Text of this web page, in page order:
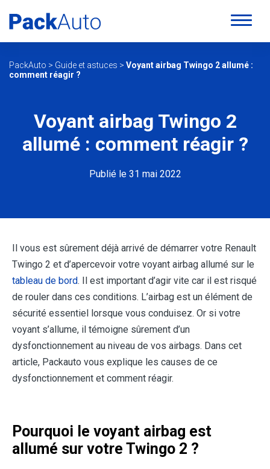
PackAuto > Guide et astuces > Voyant airbag Twingo 2 allumé :
comment réagir ?
Voyant airbag Twingo 2
allumé : comment réagir ?
Publié le 31 mai 2022
Il vous est sûrement déjà arrivé de démarrer votre Renault
Twingo 2 et d’apercevoir votre voyant airbag allumé sur le
tableau de bord. Il est important d’agir vite car il est risqué
de rouler dans ces conditions. L’airbag est un élément de
sécurité essentiel lorsque vous conduisez. Or si votre
voyant s’allume, il témoigne sûrement d’un
dysfonctionnement au niveau de vos airbags. Dans cet
article, Packauto vous explique les causes de ce
dysfonctionnement et comment réagir.
Pourquoi le voyant airbag est
allumé sur votre Twingo 2 ?